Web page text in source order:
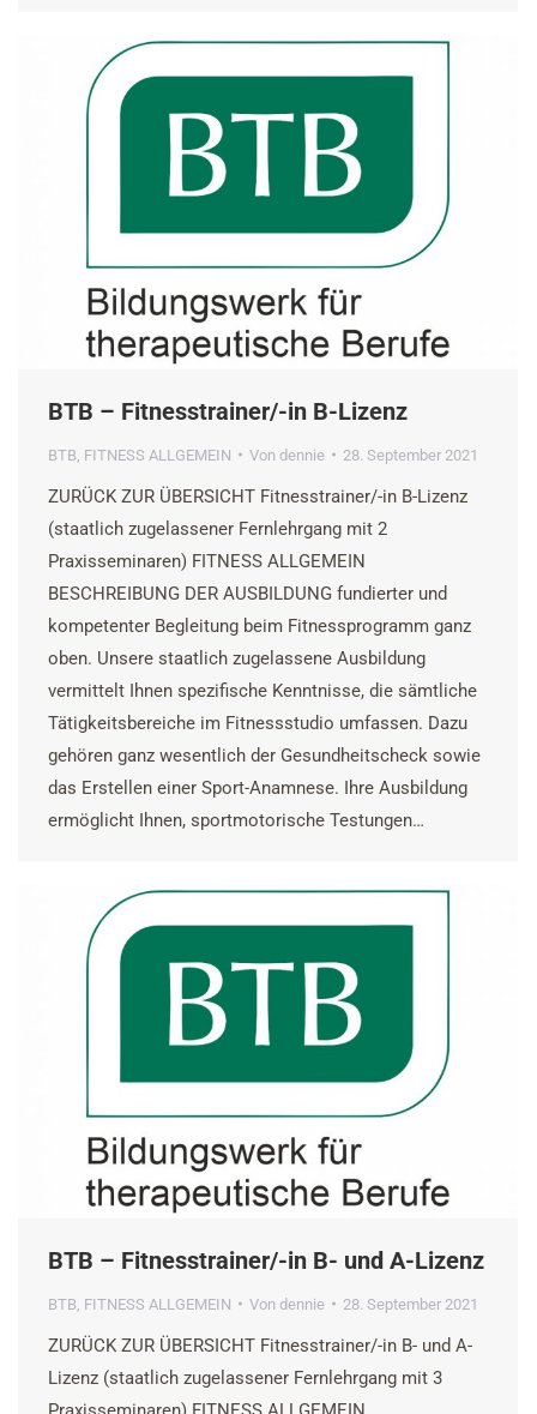
BTB – Fitnesstrainer/-in B-Lizenz
BTB FITNESS ALLGEMEIN Von dennie 28. September 2021
ZURÜCK ZUR ÜBERSICHT Fitnesstrainer/-in B-Lizenz
(staatlich zugelassener Fernlehrgang mit 2
Praxisseminaren) FITNESS ALLGEMEIN
BESCHREIBUNG DER AUSBILDUNG fundierter und
kompetenter Begleitung beim Fitnessprogramm ganz
oben. Unsere staatlich zugelassene Ausbildung
vermittelt Ihnen spezifische Kenntnisse, die sämtliche
Tätigkeitsbereiche im Fitnessstudio umfassen. Dazu
gehören ganz wesentlich der Gesundheitscheck sowie
das Erstellen einer Sport-Anamnese. Ihre Ausbildung
ermöglicht Ihnen, sportmotorische Testungen…
BTB – Fitnesstrainer/-in B- und A-Lizenz
BTB FITNESS ALLGEMEIN Von dennie 28. September 2021
ZURÜCK ZUR ÜBERSICHT Fitnesstrainer/-in B- und A-
Lizenz (staatlich zugelassener Fernlehrgang mit 3